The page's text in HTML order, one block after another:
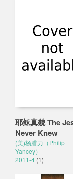
耶稣真貌 The
Never Knew
(美)杨腓力（Philip
Yancey）
2011-4 (1)